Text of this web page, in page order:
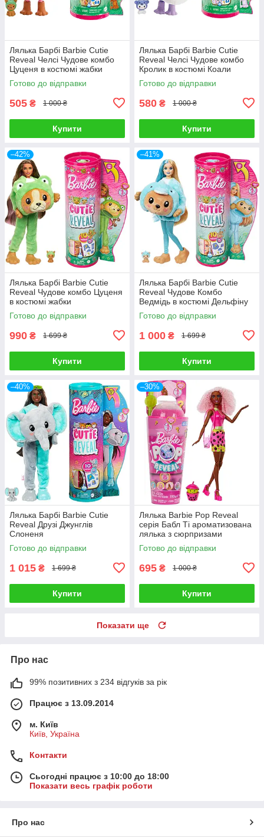
Лялька Барбі Barbie Cutie
Reveal Челсі Чудове комбо
Цуценя в костюмі жабки
Готово до відправки
505 ₴ 1 000 ₴
Купити
Лялька Барбі Barbie Cutie
Reveal Челсі Чудове комбо
Кролик в костюмі Коали
Готово до відправки
580 ₴ 1 000 ₴
Купити
–42%
Лялька Барбі Barbie Cutie
Reveal Чудове комбо Цуценя
в костюмі жабки
Готово до відправки
990 ₴ 1 699 ₴
Купити
–41%
Лялька Барбі Barbie Cutie
Reveal Чудове Комбо
Ведмідь в костюмі Дельфіну
Готово до відправки
1 000 ₴ 1 699 ₴
Купити
–40%
Лялька Барбі Barbie Cutie
Reveal Друзі Джунглів
Слоненя
Готово до відправки
1 015 ₴ 1 699 ₴
Купити
–30%
Лялька Barbie Pop Reveal
серія Бабл Ті ароматизована
лялька з сюрпризами
Готово до відправки
695 ₴ 1 000 ₴
Купити
Показати ще
Про нас
99% позитивних з 234 відгуків за рік
Працює з 13.09.2014
м. Київ
Київ, Україна
Контакти
Сьогодні працює з 10:00 до 18:00
Показати весь графік роботи
Про нас